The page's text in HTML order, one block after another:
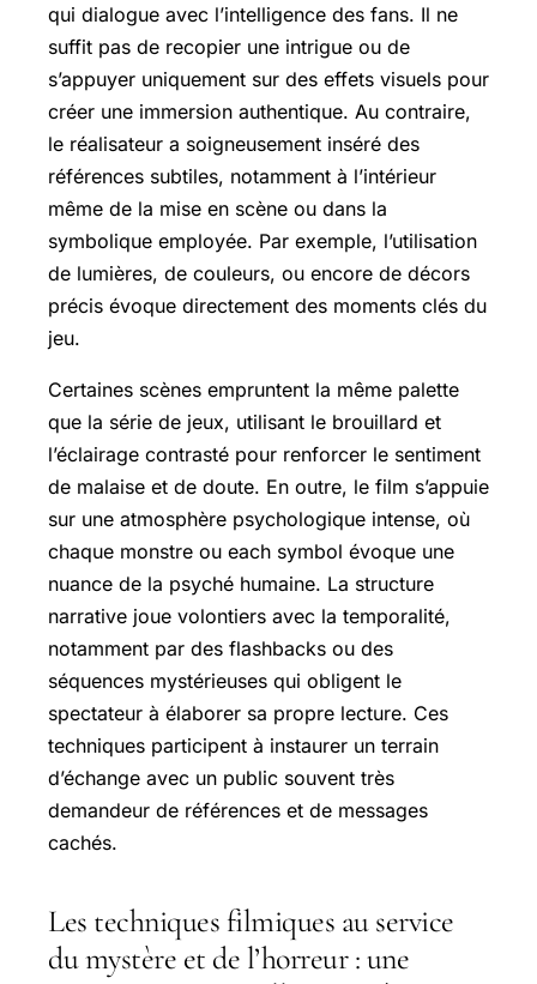
qui dialogue avec l’intelligence des fans. Il ne
suffit pas de recopier une intrigue ou de
s’appuyer uniquement sur des effets visuels pour
créer une immersion authentique. Au contraire,
le réalisateur a soigneusement inséré des
références subtiles, notamment à l’intérieur
même de la mise en scène ou dans la
symbolique employée. Par exemple, l’utilisation
de lumières, de couleurs, ou encore de décors
précis évoque directement des moments clés du
jeu.
Certaines scènes empruntent la même palette
que la série de jeux, utilisant le brouillard et
l’éclairage contrasté pour renforcer le sentiment
de malaise et de doute. En outre, le film s’appuie
sur une atmosphère psychologique intense, où
chaque monstre ou each symbol évoque une
nuance de la psyché humaine. La structure
narrative joue volontiers avec la temporalité,
notamment par des flashbacks ou des
séquences mystérieuses qui obligent le
spectateur à élaborer sa propre lecture. Ces
techniques participent à instaurer un terrain
d’échange avec un public souvent très
demandeur de références et de messages
cachés.
Les techniques filmiques au service
du mystère et de l’horreur : une